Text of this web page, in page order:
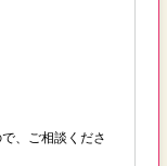
、ご相談くださ